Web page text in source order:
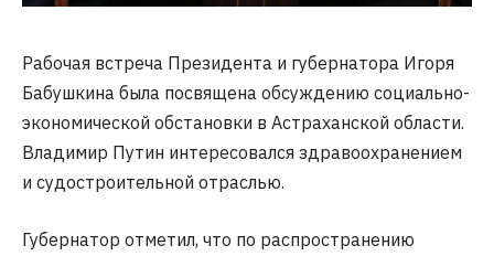
Рабочая встреча Президента и губернатора Игоря
Бабушкина была посвящена обсуждению социально-
экономической обстановки в Астраханской области.
Владимир Путин интересовался здравоохранением
и судостроительной отраслью.
Губернатор отметил, что по распространению